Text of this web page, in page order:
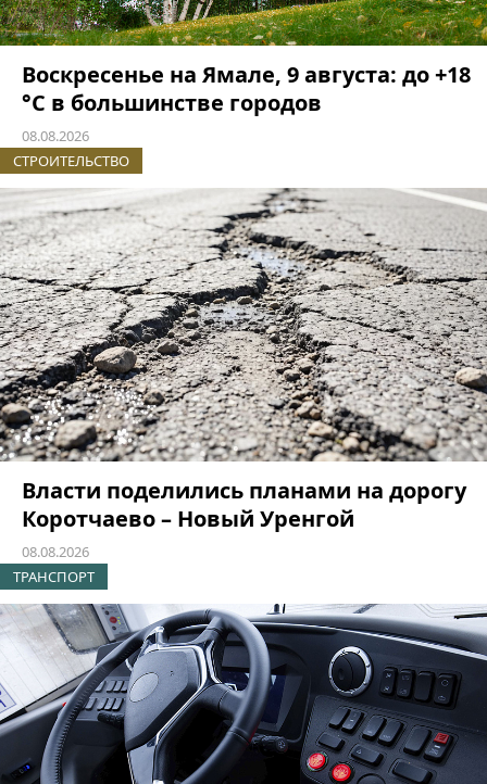
Воскресенье на Ямале, 9 августа: до +18
°C в большинстве городов
08.08.2026
СТРОИТЕЛЬСТВО
Власти поделились планами на дорогу
Коротчаево – Новый Уренгой
08.08.2026
ТРАНСПОРТ